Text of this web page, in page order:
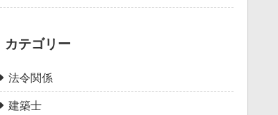
カテゴリー
法令関係
建築士